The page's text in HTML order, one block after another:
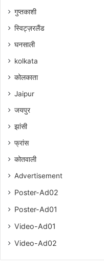
गुप्तकाशी
स्विट्ज़रलैंड
घनसाली
kolkata
कोलकाता
Jaipur
जयपुर
झांसी
फ्रांस
कोतवाली
Advertisement
Poster-Ad02
Poster-Ad01
Video-Ad01
Video-Ad02